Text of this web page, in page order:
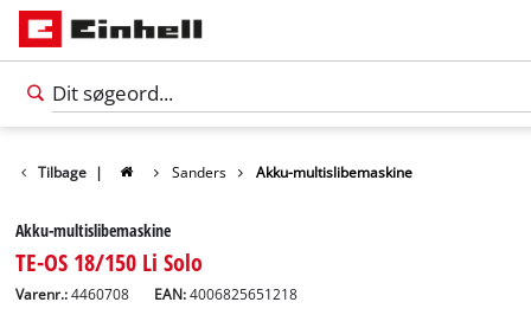
Tilbage | Sanders Akku-multislibemaskine
Akku-multislibemaskine
TE-OS 18/150 Li Solo
Varenr.: 4460708 EAN:4006825651218